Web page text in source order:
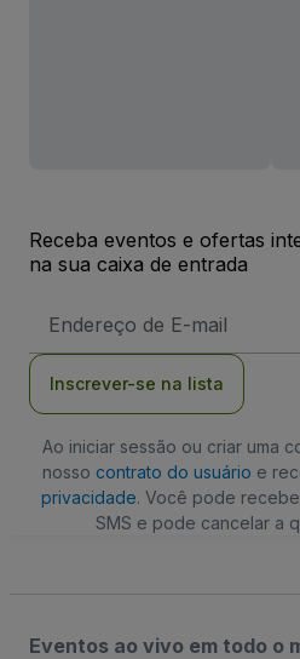
Receba eventos e ofertas
na sua caixa de entrada
de
Inscrever-se na lista
Ao iniciar sessão ou criar uma
nosso contrato do usuário e
privacidade. Você pode
SMS e pode cancelar a
Eventos ao vivo em todo o